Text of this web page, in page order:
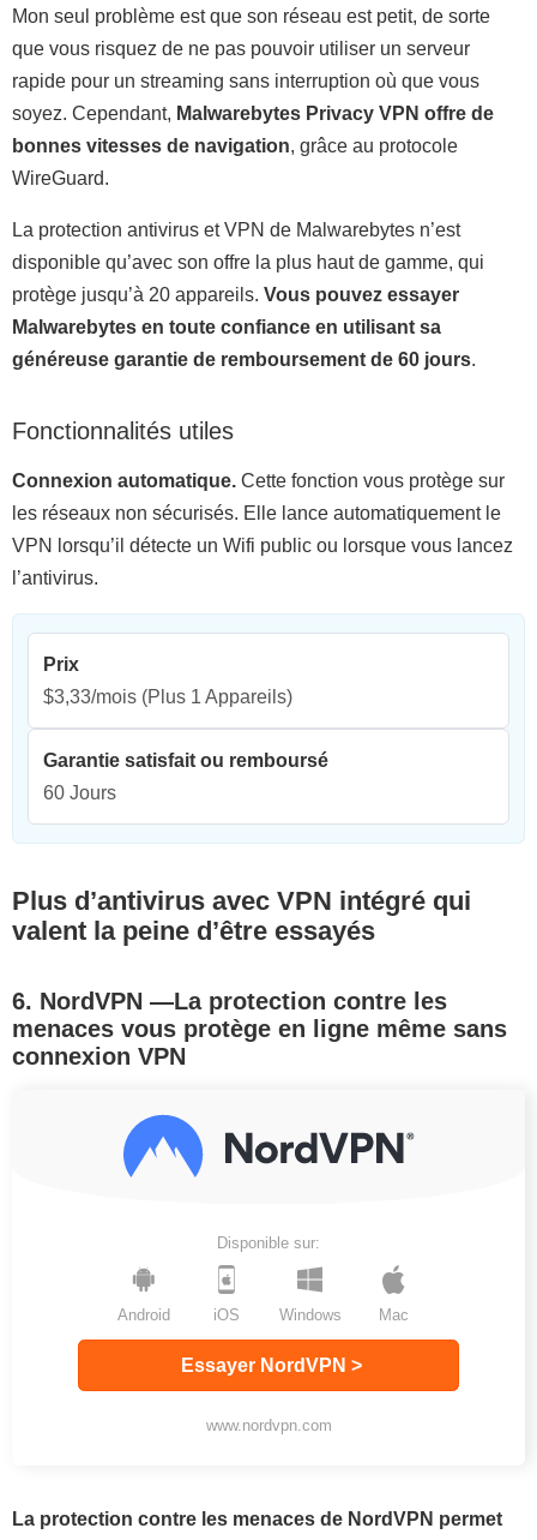
Mon seul problème est que son réseau est petit, de sorte
que vous risquez de ne pas pouvoir utiliser un serveur
rapide pour un streaming sans interruption où que vous
soyez. Cependant, Malwarebytes Privacy VPN offre de
bonnes vitesses de navigation, grâce au protocole
WireGuard.
La protection antivirus et VPN de Malwarebytes n’est
disponible qu’avec son offre la plus haut de gamme, qui
protège jusqu’à 20 appareils. Vous pouvez essayer
Malwarebytes en toute confiance en utilisant sa
généreuse garantie de remboursement de 60 jours.
Fonctionnalités utiles
Connexion automatique. Cette fonction vous protège sur
les réseaux non sécurisés. Elle lance automatiquement le
VPN lorsqu’il détecte un Wifi public ou lorsque vous lancez
l’antivirus.
Prix
$3,33/mois (Plus 1 Appareils)
Garantie satisfait ou remboursé
60 Jours
Plus d’antivirus avec VPN intégré qui
valent la peine d’être essayés
6. NordVPN —La protection contre les
menaces vous protège en ligne même sans
connexion VPN
Disponible sur:
Windows Mac
Android iOS
Essayer NordVPN >
www.nordvpn.com
La protection contre les menaces de NordVPN permet